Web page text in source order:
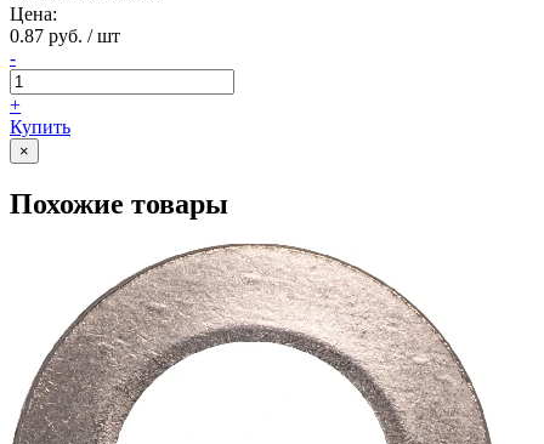
Цена:
0.87 руб. / шт
-
+
Купить
×
Похожие товары